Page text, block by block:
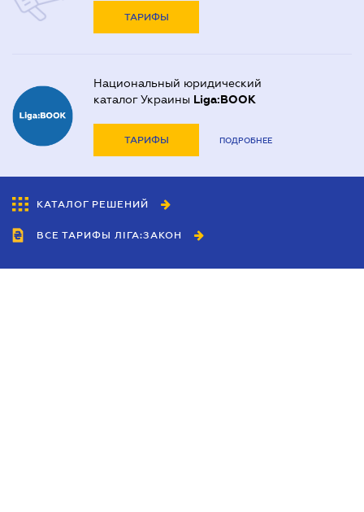
ТАРИФЫ
Национальный юридический
каталог Украины Liga:BOOK
ТАРИФЫ ПОДРОБНЕЕ
КАТАЛОГ РЕШЕНИЙ
ВСЕ ТАРИФЫ ЛІГА:ЗАКОН